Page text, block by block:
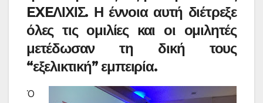
EXEΛΙΧΙΣ. Η έννοια αυτή διέτρεξε
όλες τις ομιλίες και οι ομιλητές
μετέδωσαν τη δική τους
“εξελικτική” εμπειρία.
Ό